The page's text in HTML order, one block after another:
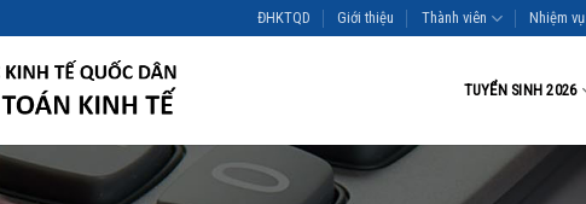
ĐHKTQD Giới thiệu Thành viên Nhiệm vụ
TUYỂN SINH 2026